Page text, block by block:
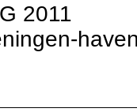
2011